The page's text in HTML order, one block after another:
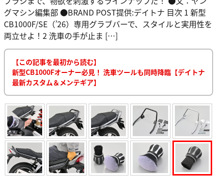
グマシン編集部 ●BRAND POST提供:デイトナ 目次 1 新型
CB1000F/SE（’26）専用グラブバーで、スタイルと実用性を
両立せよ！2 洗車の手が止ま […]
【この記事を最初から読む】
新型CB1000Fオーナー必見！ 洗車ツールも同時降臨【デイトナ
最新カスタム＆メンテギア】